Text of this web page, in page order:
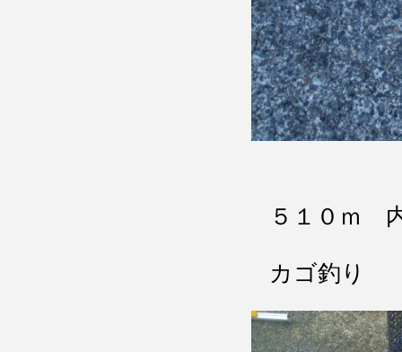
５１０ｍ
カゴ釣り